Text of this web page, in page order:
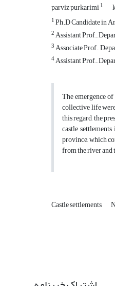
parviz purkarimi1
1Ph.D Candidate in
2Assistant Prof.,
3Associate Prof.,
4Assistant Prof.,
The emergence
collective life
this regard, the
castle
province, which
from the river and
Castle settlements